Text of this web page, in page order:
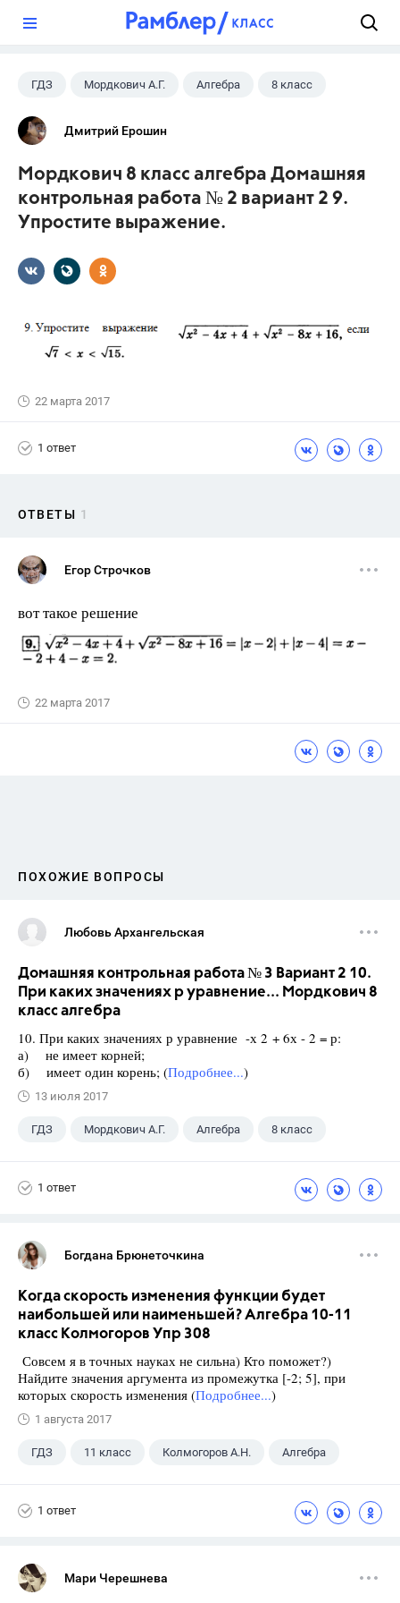
ГДЗ Мордкович А.Г. Алгебра 8 класс
Дмитрий Ерошин
Мордкович 8 класс алгебра Домашняя
контрольная работа № 2 вариант 2 9.
Упростите выражение.
22 марта 2017
1 ответ
ОТВЕТЫ 1
Егор Строчков
вот такое решение
22 марта 2017
ПОХОЖИЕ ВОПРОСЫ
Любовь Архангельская
Домашняя контрольная работа № 3 Вариант 2 10.
При каких значениях р уравнение... Мордкович 8
класс алгебра
10. При каких значениях р уравнение -х 2 + 6х - 2 = р:
а) не имеет корней;
б) имеет один корень; (Подробнее...)
13 июля 2017
ГДЗ Мордкович А.Г. Алгебра 8 класс
1 ответ
Богдана Брюнеточкина
Когда скорость изменения функции будет
наибольшей или наименьшей? Алгебра 10-11
класс Колмогоров Упр 308
Совсем я в точных науках не сильна) Кто поможет?)
Найдите значения аргумента из промежутка [-2; 5], при
которых скорость изменения (Подробнее...)
1 августа 2017
ГДЗ 11 класс Колмогоров А.Н. Алгебра
1 ответ
Мари Черешнева